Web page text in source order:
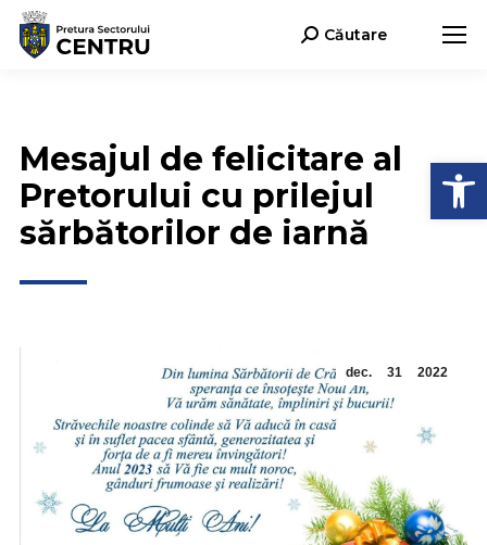
Search:Căutare
Mesajul de felicitare al
Pretorului cu prilejul
sărbătorilor de iarnă
dec. 31 2022